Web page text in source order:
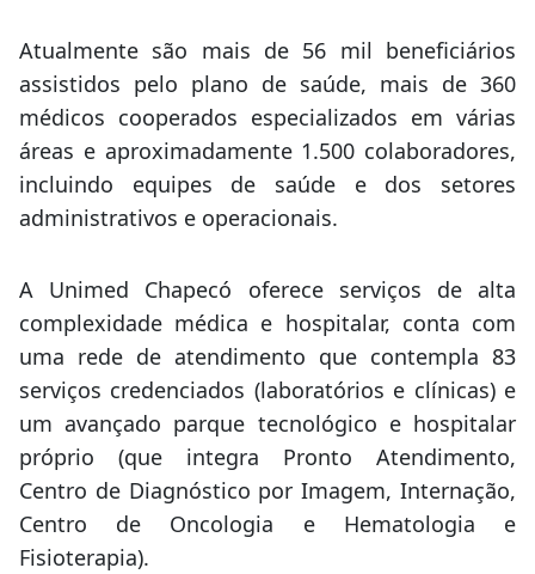
Atualmente são mais de 56 mil beneficiários
assistidos pelo plano de saúde, mais de 360
médicos cooperados especializados em várias
áreas e aproximadamente 1.500 colaboradores,
incluindo equipes de saúde e dos setores
administrativos e operacionais.
A Unimed Chapecó oferece serviços de alta
complexidade médica e hospitalar, conta com
uma rede de atendimento que contempla 83
serviços credenciados (laboratórios e clínicas) e
um avançado parque tecnológico e hospitalar
próprio (que integra Pronto Atendimento,
Centro de Diagnóstico por Imagem, Internação,
Centro de Oncologia e Hematologia e
Fisioterapia).